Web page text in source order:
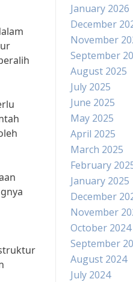
January 2026
December
November
September
August 2025
July 2025
June 2025
May 2025
April 2025
March 2025
February
January 2025
December
November
October 2024
September
August 2024
July 2024